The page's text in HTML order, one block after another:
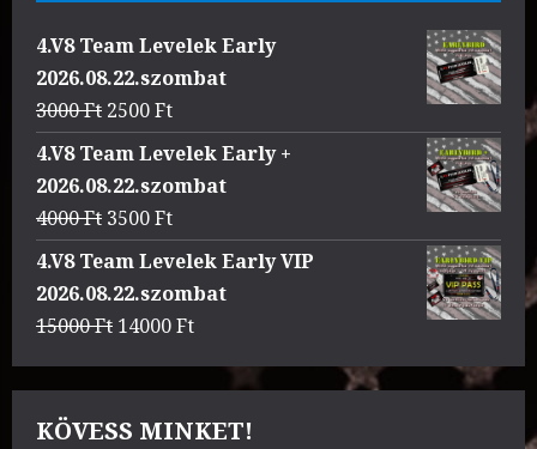
4.V8 Team Levelek Early
2026.08.22.szombat
3000Ft Original
price
was:
3000 Ft.
2500FtCurrent
price
4.V8 Team Levelek Early +
2026.08.22.szombat
4000Ft Original
price
was:
4000 Ft.
3500FtCurrent
price
3500 Ft.
4.V8 Team Levelek Early VIP
2026.08.22.szombat
15000Ft Original
was:
15000 Ft.
14000FtCurrent
is:
14000 Ft.
KÖVESS MINKET!